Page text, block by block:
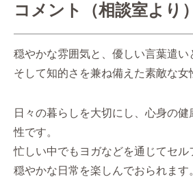
コメント（相談室より）
穏やかな雰囲気と、優しい言葉遣い
そして知的さを兼ね備えた素敵な女
日々の暮らしを大切にし、心身の
性です。
忙しい中でもヨガなどを通じてセル
穏やかな日常を楽しんでおられます